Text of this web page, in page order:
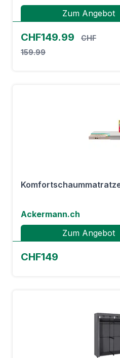
Zum Angebot
CHF149.99
CHF
159.99
Ackermann.ch
Zum Angebot
CHF149